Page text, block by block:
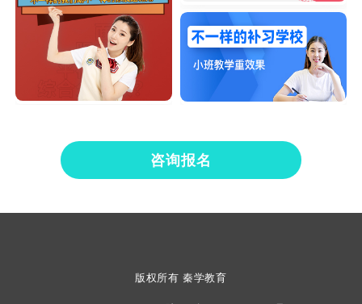
咨询报名
版权所有 秦学教育